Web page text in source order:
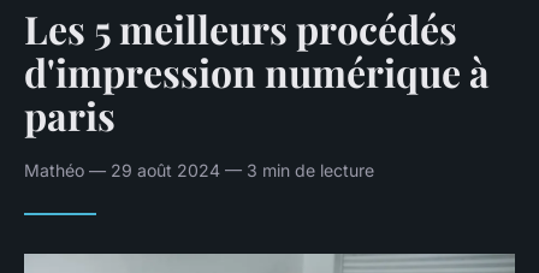
Les 5 meilleurs procédés
d'impression numérique à
paris
Mathéo — 29 août 2024 — 3 min de lecture